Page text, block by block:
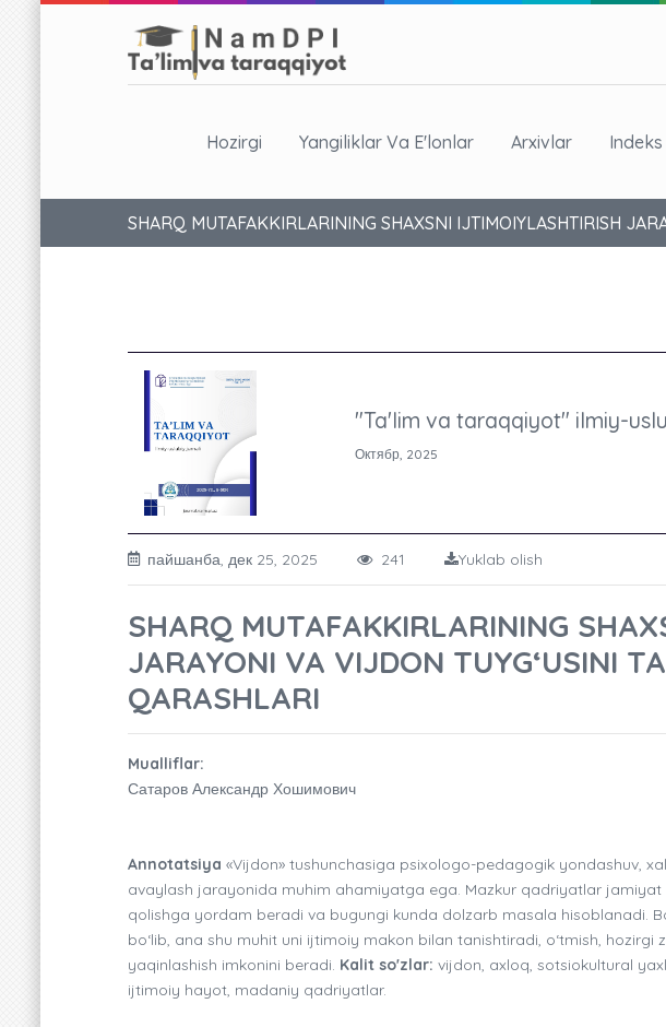
Hozirgi Yangiliklar Va E'lonlar Arxivlar Indeks
SHARQ MUTAFAKKIRLARINING SHAXSNI IJTIMOIYLASHTIRISH
"Ta'lim va taraqqiyot" ilmiy-
Октябр, 2025
пайшанба, дек 25, 2025 241 Yuklab olish
SHARQ MUTAFAKKIRLARINING
JARAYONI VA VIJDON TUYG‘USINI
QARASHLARI
Mualliflar:
Сатаров Александр Хошимович
Annotatsiya «Vijdon» tushunchasiga psixologo-pedagogik yondashuv,
avaylash jarayonida muhim ahamiyatga ega. Mazkur qadriyatlar
qolishga yordam beradi va bugungi kunda dolzarb masala hisoblanadi.
bo‘lib, ana shu muhit uni ijtimoiy makon bilan tanishtiradi, o‘tmish,
yaqinlashish imkonini beradi. Kalit so'zlar: vijdon, axloq, sotsiokultural
ijtimoiy hayot, madaniy qadriyatlar.